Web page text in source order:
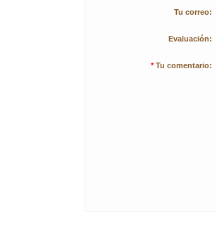
Tu correo:
Evaluación:
* Tu comentario: